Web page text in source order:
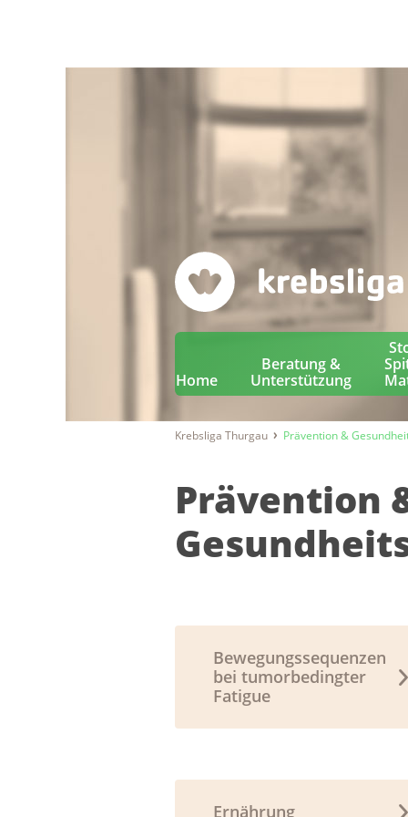
Home
Beratung &
Unterstützung
Krebsliga Thurgau Prävention &
Prävention
Bewegungssequenzen
bei tumorbedingter
Fatigue
Ernährung